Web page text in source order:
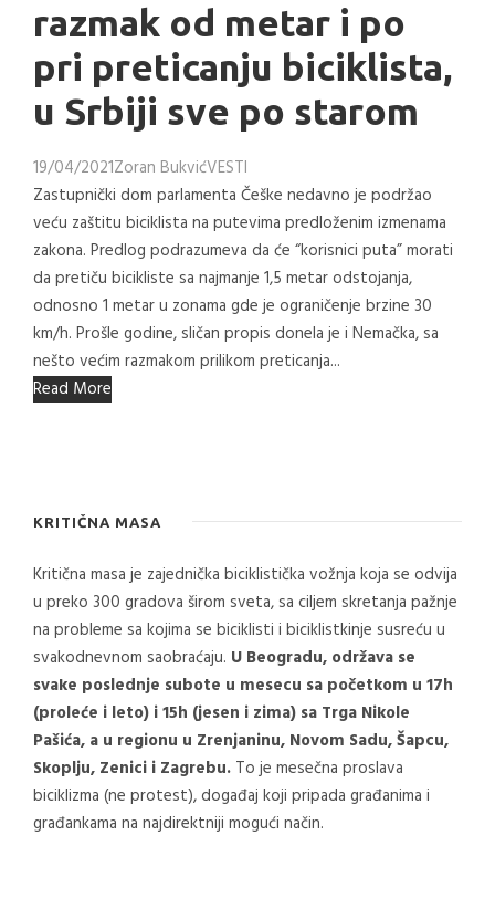
razmak od metar i po
pri preticanju biciklista,
u Srbiji sve po starom
19/04/2021Zoran BukvićVESTI
Zastupnički dom parlamenta Češke nedavno je podržao
veću zaštitu biciklista na putevima predloženim izmenama
zakona. Predlog podrazumeva da će “korisnici puta” morati
da pretiču bicikliste sa najmanje 1,5 metar odstojanja,
odnosno 1 metar u zonama gde je ograničenje brzine 30
km/h. Prošle godine, sličan propis donela je i Nemačka, sa
nešto većim razmakom prilikom preticanja...
Read More
KRITIČNA MASA
Kritična masa je zajednička biciklistička vožnja koja se odvija
u preko 300 gradova širom sveta, sa ciljem skretanja pažnje
na probleme sa kojima se biciklisti i biciklistkinje susreću u
svakodnevnom saobraćaju. U Beogradu, održava se
svake poslednje subote u mesecu sa početkom u 17h
(proleće i leto) i 15h (jesen i zima) sa Trga Nikole
Pašića, a u regionu u Zrenjaninu, Novom Sadu, Šapcu,
Skoplju, Zenici i Zagrebu. To je mesečna proslava
biciklizma (ne protest), događaj koji pripada građanima i
građankama na najdirektniji mogući način.